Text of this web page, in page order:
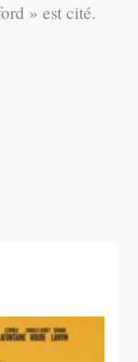
» est cité.